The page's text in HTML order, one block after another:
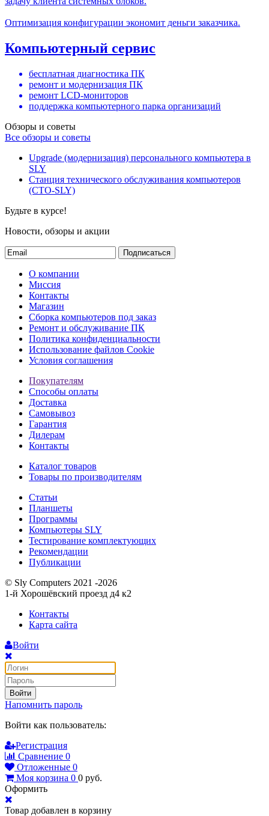
Оптимизация конфигурации экономит деньги заказчика.
Компьютерный сервис
бесплатная диагностика ПК
ремонт и модернизация ПК
ремонт LCD-мониторов
поддержка компьютерного парка организаций
Обзоры и советы
Все обзоры и советы
Upgrade (модернизация) персонального компьютера в
SLY
Станция технического обслуживания компьютеров
(СТО-SLY)
Будьте в курсе!
Новости, обзоры и акции
Подписаться
О компании
Миссия
Контакты
Магазин
Сборка компьютеров под заказ
Ремонт и обслуживание ПК
Политика конфиденциальности
Использование файлов Cookie
Условия соглашения
Покупателям
Способы оплаты
Доставка
Самовывоз
Гарантия
Дилерам
Контакты
Каталог товаров
Товары по производителям
Статьи
Планшеты
Программы
Компьютеры SLY
Тестирование комплектующих
Рекомендации
Публикации
© Sly Computers 2021 -2026
1-й Хорошёвский проезд д4 к2
Контакты
Карта сайта
Войти
Войти
Напомнить пароль
Войти как пользователь:
Регистрация
Сравнение 0
Отложенные 0
Моя корзина 0 0 руб.
Оформить
Товар добавлен в корзину